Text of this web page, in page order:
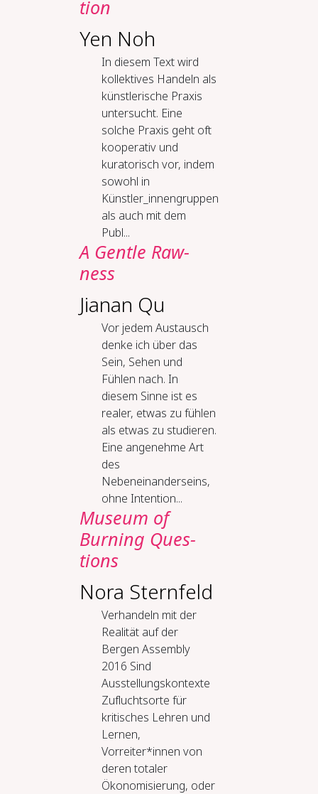
tion
Yen Noh
In diesem Text wird
kollektives Handeln als
künstlerische Praxis
untersucht. Eine
solche Praxis geht oft
kooperativ und
kuratorisch vor, indem
sowohl in
Künstler_innengruppen
als auch mit dem
Publ...
A Gen­tle Raw­
ness
Jianan Qu
Vor jedem Austausch
denke ich über das
Sein, Sehen und
Fühlen nach. In
diesem Sinne ist es
realer, etwas zu fühlen
als etwas zu studieren.
Eine angenehme Art
des
Nebeneinanderseins,
ohne Intention...
Mu­se­um of
Burn­ing Ques­
tions
Nora Sternfeld
Verhandeln mit der
Realität auf der
Bergen Assembly
2016 Sind
Ausstellungskontexte
Zufluchtsorte für
kritisches Lehren und
Lernen,
Vorreiter*innen von
deren totaler
Ökonomisierung, oder